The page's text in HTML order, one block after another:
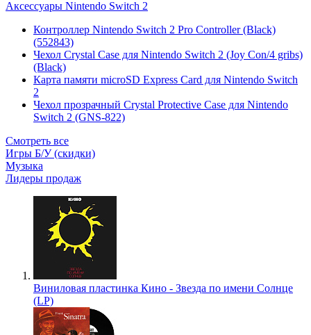
Аксессуары Nintendo Switch 2
Контроллер Nintendo Switch 2 Pro Controller (Black)
(552843)
Чехол Сrystal Сase для Nintendo Switch 2 (Joy Con/4 gribs)
(Black)
Карта памяти microSD Express Card для Nintendo Switch
2
Чехол прозрачный Crystal Protective Case для Nintendo
Switch 2 (GNS-822)
Смотреть все
Игры Б/У (скидки)
Музыка
Лидеры продаж
Виниловая пластинка Кино - Звезда по имени Солнце
(LP)